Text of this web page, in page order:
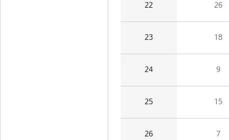
22 26
23 18
24 9
25 15
26 7